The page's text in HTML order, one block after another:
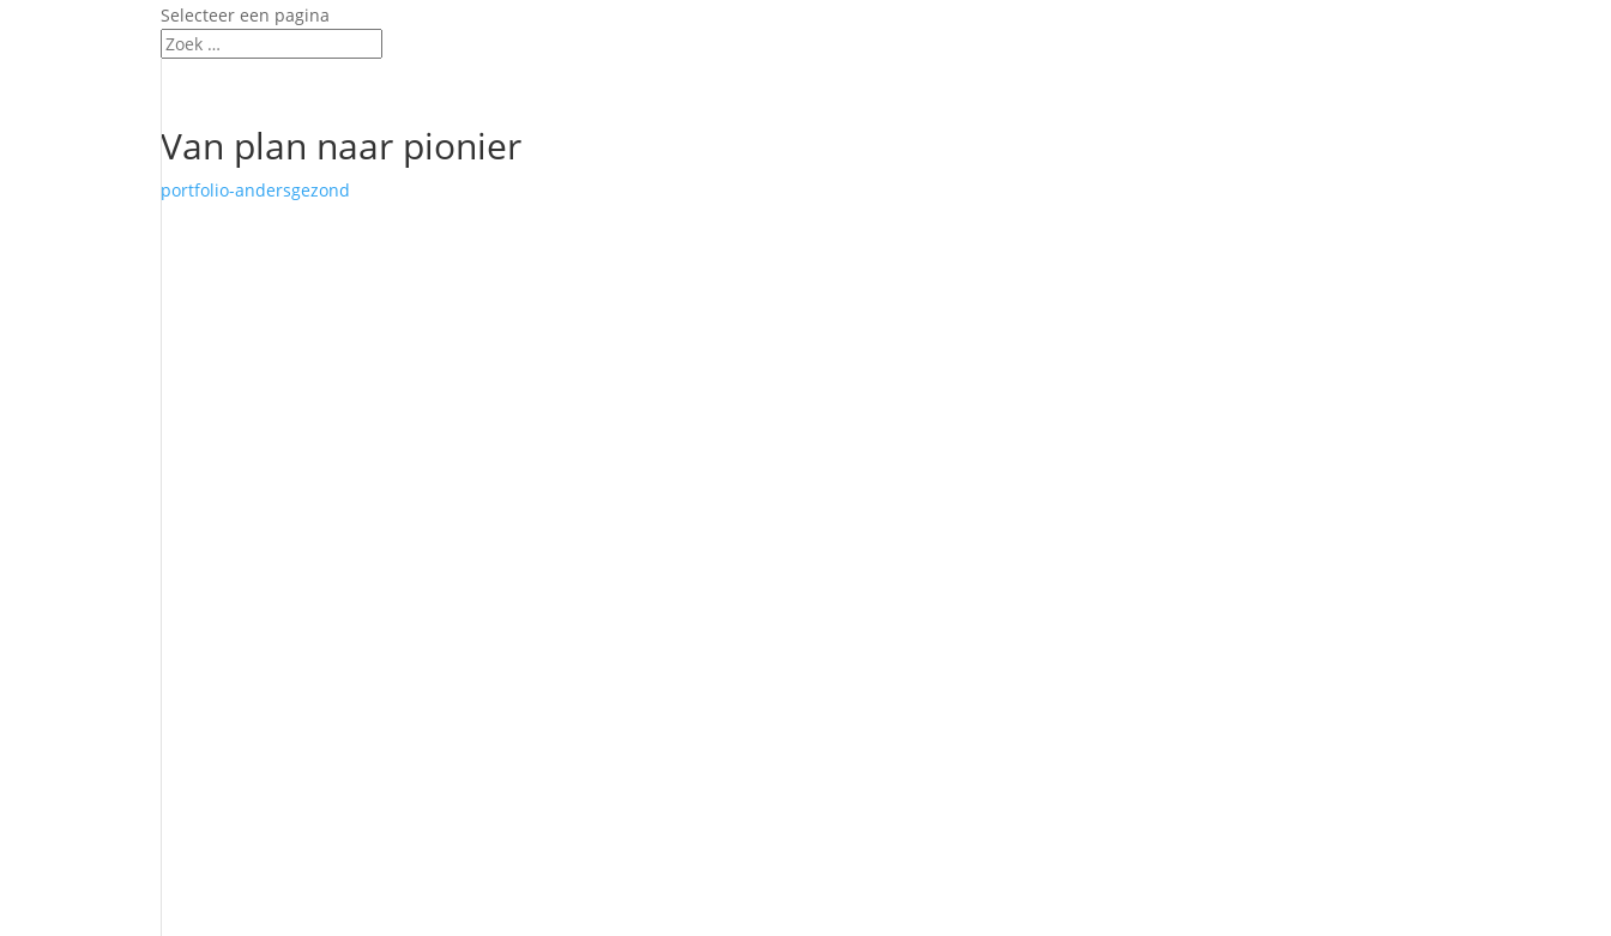
Selecteer een pagina
Van plan naar pionier
portfolio-andersgezond